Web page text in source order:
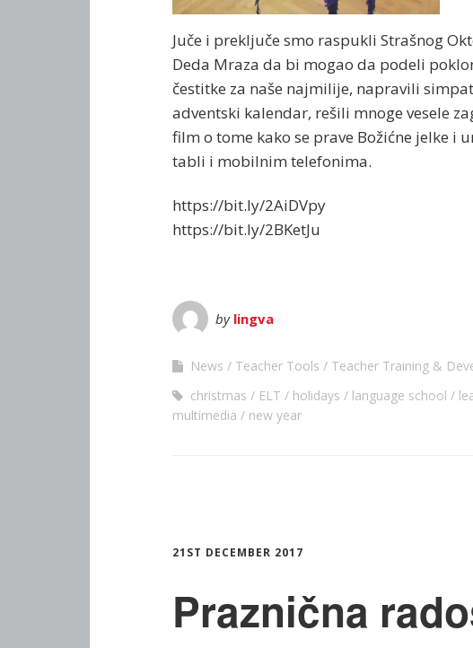
Juče i preključe smo raspukli Strašnog
Deda Mraza da bi mogao da podeli
čestitke za naše najmilije, napravili
adventski kalendar, rešili mnoge vesele
film o tome kako se prave Božićne jelke i
tabli i mobilnim telefonima.
https://bit.ly/2AiDVpy
https://bit.ly/2BKetJu
by lingva
News Teacher Tools
Teacher Training &
christmas
ELT holidays language school
multimedia
new year
21ST DECEMBER 2017
Praznična